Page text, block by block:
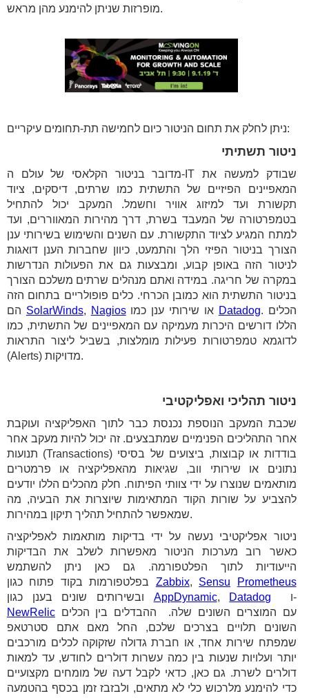
מופרזות שניתן להימנע מהן מראש.
ניתן לחלק את תחום הניטור כיום לחמישה תת-תחומים עיקריים:
ניטור תשתיתי
מדובר בניטור הקלאסי של עולם ה-IT שבודק למעשה את
המאפיינים הפיזיים של התשתית כמו שרתים, דיסקים, ציוד
תקשורת ועד למיזוג אוויר וחשמל. המעקב יכול להתחיל
בטמפרטורה של המעבד בשרת, דרך מהירות המאווררים, ועד
למתח המגיע לציוד התקשורת. עם השנים והשימוש בשירותי ענן
הצורך בניטור הפיזי הלך והתמעט, כיוון שחברות הענן דואגות
לניטור הזה באופן קבוע, ומבצעות גם את הפעולות הנדרשות
במקרה של חריגה. במידה ואתם מנהלים שרתים משלכם הצורך
בניטור התשתית הוא כמובן הכרחי. כלים פופולריים בתחום הזה
SolarWinds, Nagios או שירותי ענן כמו Datadog. הכלים
הללו דורשים היכרות מעמיקה עם המאפיינים של התשתית, כמו
לדוגמא טמפרטורות פעילות מומלצות, בשביל ליצור התראות
(Alerts) מדויקות.
ניטור תהליכי ואפליקטיבי
שכבת המעקב הנוספת נכנסת כבר לתוך האפליקציה ועוקבת
אחר התהליכים הפנימיים שמתבצעים. זה יכול להיות מעקב אחר
תנועות (Transactions) בודדות או קבוצות, ביצועים של בסיסי
נתונים או שירותי ווב, שגיאות מהאפליקציה או פרמטרים
מותאמים שנוצרו על ידי צוותי הפיתוח. חלק מהכלים הללו יודעים
להצביע על שורות הקוד המתאימות שיוצרות את הבעיה, מה
שמאפשר להתחיל תהליך תיקון במהירות.
ניטור אפליקטיבי נעשה על ידי בדיקות מותאמות לאפליקציה
כאשר רוב מערכות הניטור מאפשרות לשלב את הבדיקות
הייעודיות לתוך הפלטפורמה. גם כאן ניתן להשתמש
Zabbix, Sensu
Prometheus
AppDynamic, Datadog
ו-
NewRelic
השונים תלויים בצרכים שלכם, החל מאם אתם סטרטאפ
שמפתח שירות אחד, או חברת גדולה שזקוקה לכלים מורכבים
יותר ועלויות שנעות בין כמה עשרות דולרים לחודש, עד למאות
דולרים לשרת. גם כאן, כדאי לקבל דעה של מומחים מקצועיים
כדי להימנע מלרכוש כלי לא מתאים, ולבזבז זמן בכסף בהטמעה